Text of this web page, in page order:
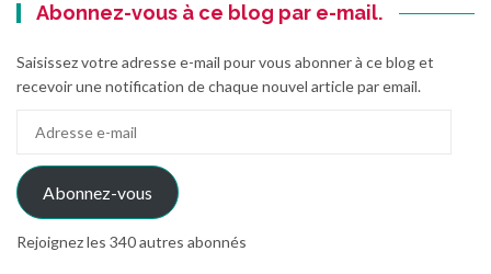
Abonnez-vous à ce blog par e-mail.
Saisissez votre adresse e-mail pour vous abonner à ce blog et
recevoir une notification de chaque nouvel article par email.
mail
Abonnez-vous
Rejoignez les 340 autres abonnés